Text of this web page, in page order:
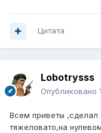
Цитата
Lobotrysss
Опубликовано
Всем приветы ,сделал
тяжеловато,на